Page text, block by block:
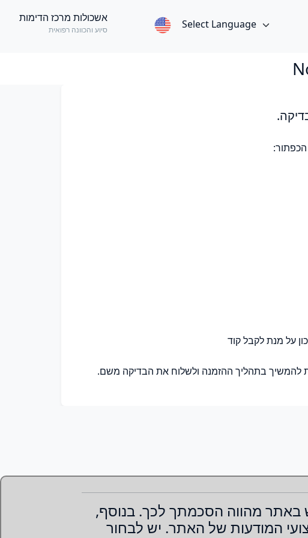
Select Language
אשכולות מרכז הדימות
סיוע והכוונה רפואית
באתר מהווה הסכמתך לכך. בנוסף,
המודעות של האתר. יש לבחור